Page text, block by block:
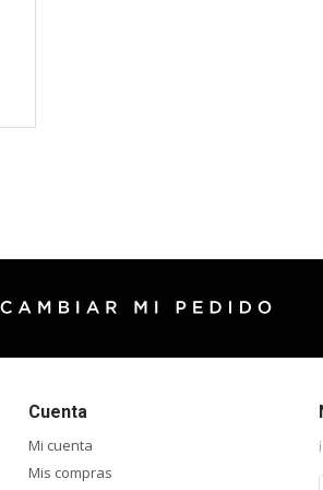
Cuenta
Mi cuenta
Mis compras